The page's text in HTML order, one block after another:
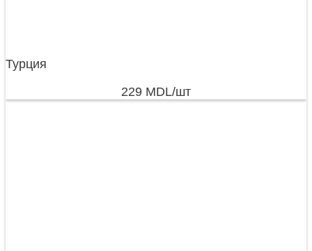
Турция
229 MDL/шт